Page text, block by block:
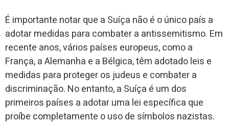
É importante notar que a Suíça não é o único país a
adotar medidas para combater a antissemitismo. Em
recente anos, vários países europeus, como a
França, a Alemanha e a Bélgica, têm adotado leis e
medidas para proteger os judeus e combater a
discriminação. No entanto, a Suíça é um dos
primeiros países a adotar uma lei específica que
proíbe completamente o uso de símbolos nazistas.